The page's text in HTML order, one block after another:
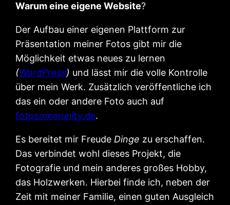
Warum eine eigene Website?
Der Aufbau einer eigenen Plattform zur
Präsentation meiner Fotos gibt mir die
Möglichkeit etwas neues zu lernen
(WordPress) und lässt mir die volle Kontrolle
über mein Werk. Zusätzlich veröffentliche ich
das ein oder andere Foto auch auf
fotocommunity.de.
Es bereitet mir FreudeDinge zu erschaffen.
Das verbindet wohl dieses Projekt, die
Fotografie und mein anderes großes Hobby,
das Holzwerken. Hierbei finde ich, neben der
Zeit mit meiner Familie, einen guten Ausgleich